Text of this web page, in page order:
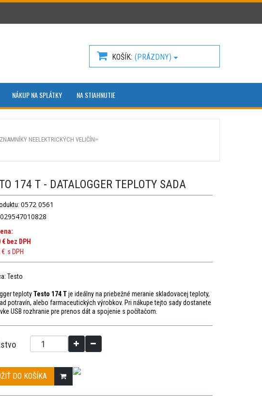
KOŠÍK (PRÁZDNY)
NÁKUP NA SPLÁTKY NA STIAHNUTIE
NEELEKTRICKÝCH VELIČÍN
174 T - DATALOGGER TEPLOTY SADA
0572 0561
€ bez DPH
€ s DPH
Testo
teplotyTesto 174 Tje ideálny na priebežné meranie skladovacej teploty,
potravín, alebo farmaceutických výrobkov. Pri nákupe tejto sady dostanete
USB rozhranie pre prenos dát a spojenie s počítačom.
DO KOŠÍKA